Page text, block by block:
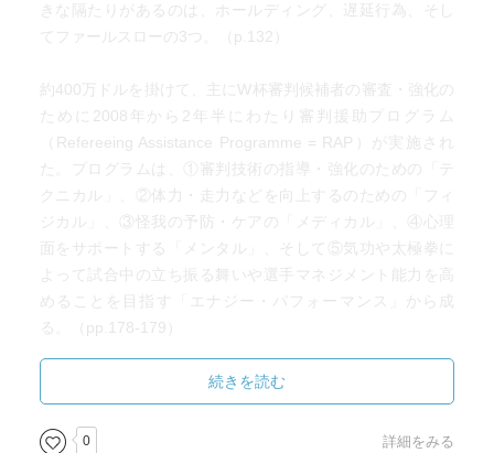
きな隔たりがあるのは、ホールディング、遅延行為、そし
てファールスローの3つ。（p.132）
約400万ドルを掛けて、主にW杯審判候補者の審査・強化の
ために2008年から2年半にわたり審判援助プログラム
（Refereeing Assistance Programme = RAP）が実施され
た。プログラムは、①審判技術の指導・強化のための「テ
クニカル」、②体力・走力などを向上するのための「フィ
ジカル」、③怪我の予防・ケアの「メディカル」、④心理
面をサポートする「メンタル」、そして⑤気功や太極拳に
よって試合中の立ち振る舞いや選手マネジメント能力を高
めることを目指す「エナジー・パフォーマンス」から成
る。（pp.178-179）
2010年W杯南アフリカ大会における判定（pp.179-181）：
得点に関する判定は160回。そのうち155回（正しくゴール
と認めたのが142回、正しくゴールと認めなかったのが13
続きを読む
0 詳細をみる